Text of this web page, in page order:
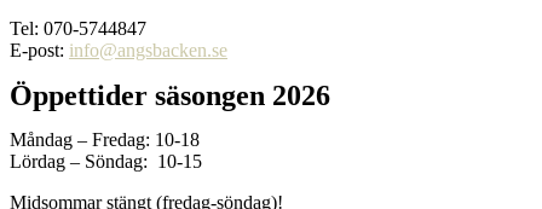
Tel: 070-5744847
E-post: info@angsbacken.se
Öppettider säsongen 2026
Måndag – Fredag: 10-18
Lördag – Söndag: 10-15
Midsommar stängt (fredag-söndag)!